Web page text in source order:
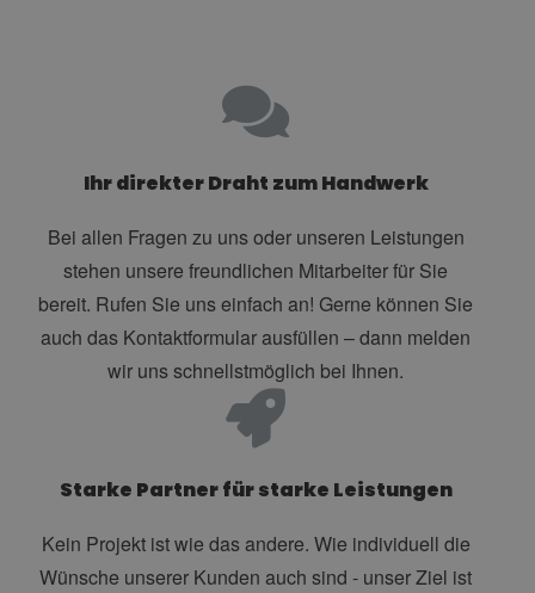
Ihr direkter Draht zum Handwerk
Bei allen Fragen zu uns oder unseren Leistungen
stehen unsere freundlichen Mitarbeiter für Sie
bereit. Rufen Sie uns einfach an! Gerne können Sie
auch das Kontaktformular ausfüllen – dann melden
wir uns schnellstmöglich bei Ihnen.
Starke Partner für starke Leistungen
Kein Projekt ist wie das andere. Wie individuell die
Wünsche unserer Kunden auch sind - unser Ziel ist